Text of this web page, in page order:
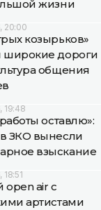
жизни
20:00
козырьков»
широкие дороги
общения
19:48
оставлю»:
ЗКО вынесли
взыскание
18:51
open air с
артистами